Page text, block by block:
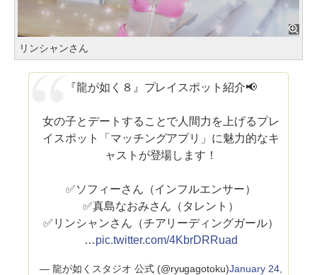
リンシャンさん
『龍が如く８』プレイスポット紹介📢
女の子とデートすることで人間力を上げるプレ
イスポット「マッチングアプリ」に魅力的なキ
ャストが登場します！
✅ソフィーさん（インフルエンサー）
✅真島なおみさん（タレント）
✅リンシャンさん（チアリーディングガール）
…pic.twitter.com/4KbrDRRuad
— 龍が如くスタジオ 公式 (@ryugagotoku)January 24,